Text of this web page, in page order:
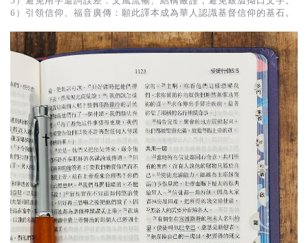
6）引領信仰、福音廣傳：願此譯本成為華人認識基督信仰的基石。